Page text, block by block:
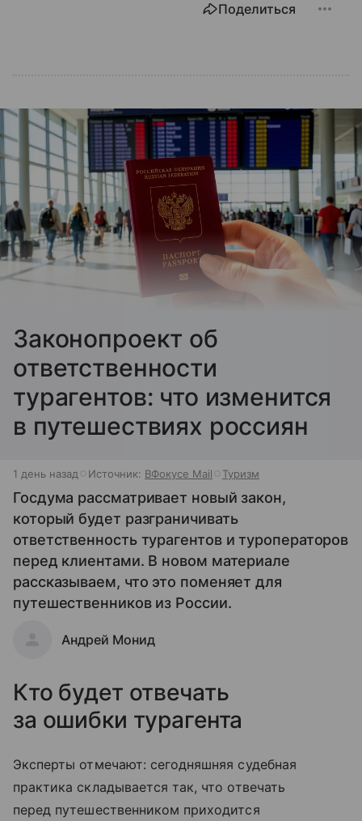
Поделиться
Законопроект об
ответственности
турагентов: что изменится
в путешествиях россиян
1 день назад Источник: ВФокусе Mail Туризм
Госдума рассматривает новый закон,
который будет разграничивать
ответственность турагентов и туроператоров
перед клиентами. В новом материале
рассказываем, что это поменяет для
путешественников из России.
Андрей Монид
Кто будет отвечать
за ошибки турагента
Эксперты отмечают: сегодняшняя судебная
практика складывается так, что отвечать
перед путешественником приходится